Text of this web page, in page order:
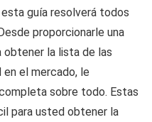
guía resolverá todos
proporcionarle una
obtener la lista de las
en el mercado, le
sobre todo. Estas
para usted obtener la